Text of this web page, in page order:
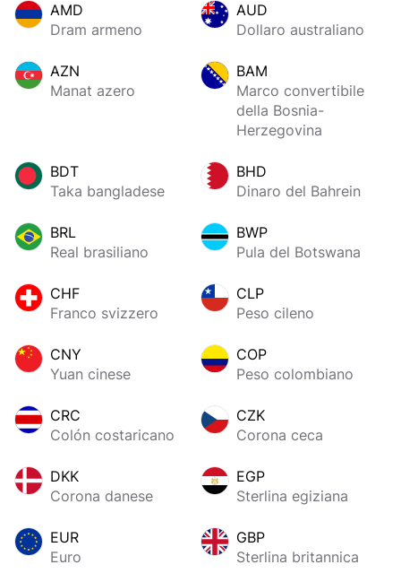
AMD
Dram armeno
AUD
Dollaro australiano
AZN
Manat azero
BAM
Marco convertibile
della Bosnia-
Herzegovina
BDT
Taka bangladese
BHD
Dinaro del Bahrein
BRL
Real brasiliano
BWP
Pula del Botswana
CHF
Franco svizzero
CLP
Peso cileno
CNY
Yuan cinese
COP
Peso colombiano
CRC
Colón costaricano
CZK
Corona ceca
DKK
Corona danese
EGP
Sterlina egiziana
EUR
Euro
GBP
Sterlina britannica